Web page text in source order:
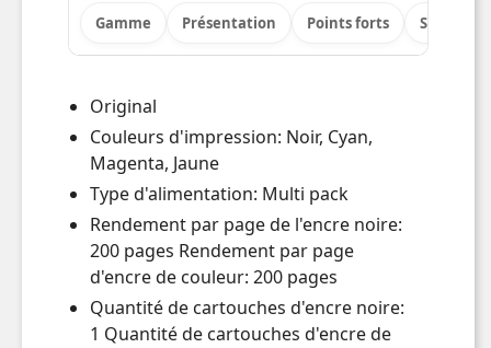
Gamme Présentation Points forts
Original
Couleurs d'impression: Noir, Cyan,
Magenta, Jaune
Type d'alimentation: Multi pack
Rendement par page de l'encre noire:
200 pages Rendement par page
d'encre de couleur: 200 pages
Quantité de cartouches d'encre noire:
1 Quantité de cartouches d'encre de